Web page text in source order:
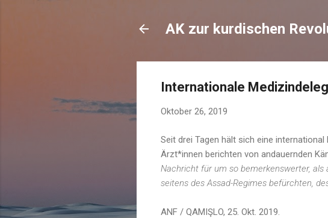
AK zur kurdischen
Internationale
Oktober 26, 2019
Seit drei Tagen hält sich eine
Ärzt*innen berichten von andauernden
Nachricht für um so bemerkenswerter, als
seitens des Assad-Regimes befürchten,
ANF / QAMIŞLO, 25. Okt. 2019.